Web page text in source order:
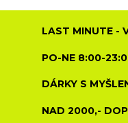
LAST MINUTE -
PO-NE 8:00-
DÁRKY S
NAD 2000,-